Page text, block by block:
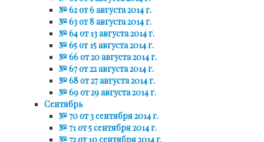
№ 62 от 6 августа 2014 г.
№ 63 от 8 августа 2014 г.
№ 64 от 13 августа 2014 г.
№ 65 от 15 августа 2014 г.
№ 66 от 20 августа 2014 г.
№ 67 от 22 августа 2014 г.
№ 68 от 27 августа 2014 г.
№ 69 от 29 августа 2014 г.
Сентябрь
№ 70 от 3 сентября 2014 г.
№ 71 от 5 сентября 2014 г.
№ 72 от 10 сентября 2014 г.